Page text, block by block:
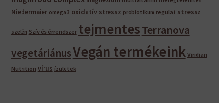
Niedermaier omega 3 oxidatív stressz probiotikum regulat stressz
szelén Szív és érrendszer tejmentesTerranova
vegetáriánusVegán termékeink Viridian
Nutrition vírus ízületek